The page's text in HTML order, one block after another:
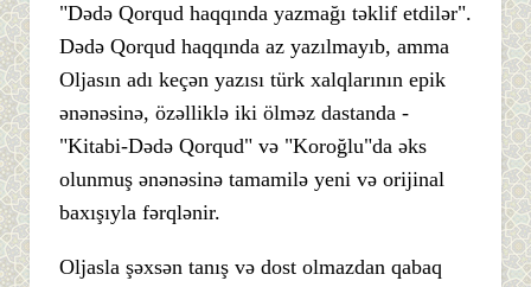
"Dədə Qorqud haqqında yazmağı təklif etdilər".
Dədə Qorqud haqqında az yazılmayıb, amma
Oljasın adı keçən yazısı türk xalqlarının epik
ənənəsinə, özəlliklə iki ölməz dastanda -
"Kitabi-Dədə Qorqud" və "Koroğlu"da əks
olunmuş ənənəsinə tamamilə yeni və orijinal
baxışıyla fərqlənir.
Oljasla şəxsən tanış və dost olmazdan qabaq